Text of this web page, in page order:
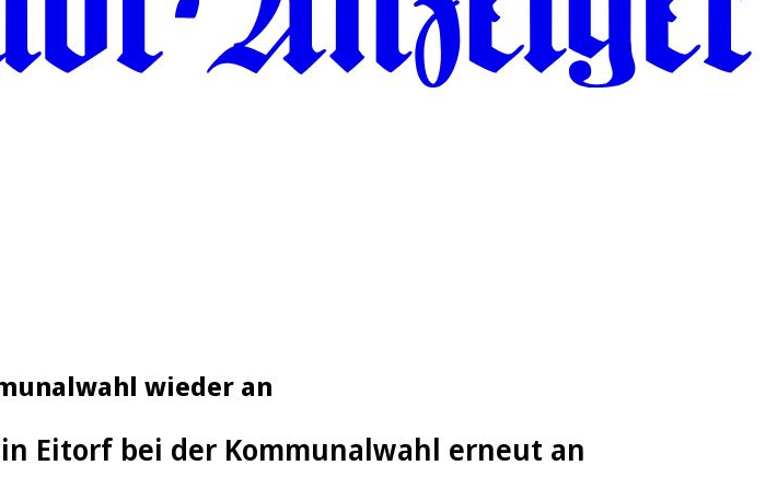
wieder an
Eitorf bei der Kommunalwahl erneut an